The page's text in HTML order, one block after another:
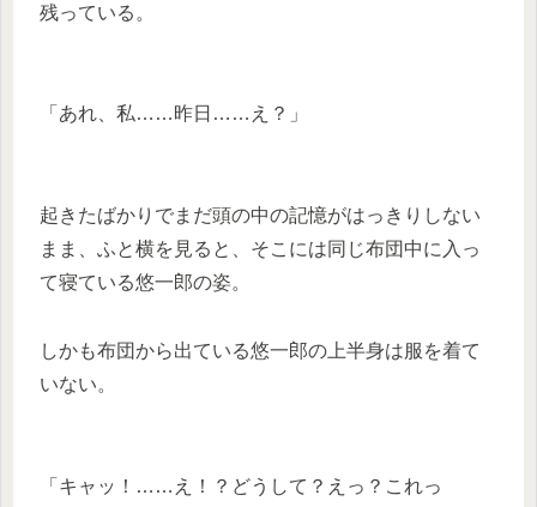
残っている。
「あれ、私……昨日……え？」
起きたばかりでまだ頭の中の記憶がはっきりしない
まま、ふと横を見ると、そこには同じ布団中に入っ
て寝ている悠一郎の姿。
しかも布団から出ている悠一郎の上半身は服を着て
いない。
「キャッ！……え！？どうして？えっ？これっ